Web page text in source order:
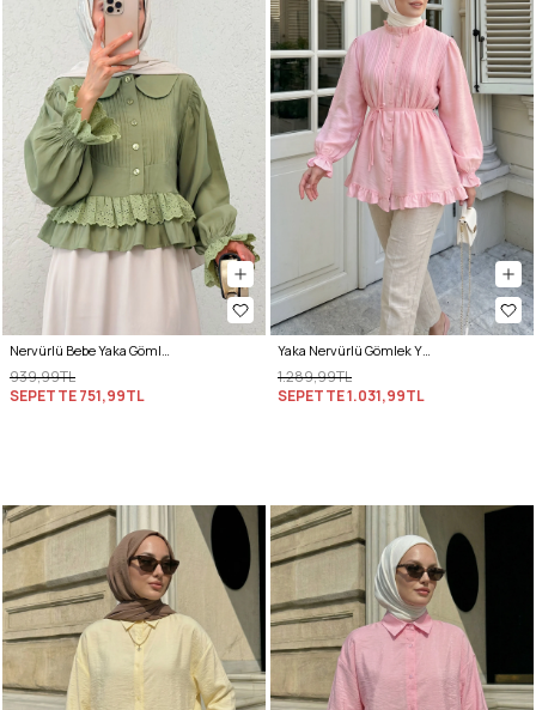
Nervürlü Bebe Yaka Gömlek 2279 - AÇIK HAKİ
939,99TL
SEPETTE751,99TL
Yaka Nervürlü Gömlek Y0109 - PEMBE
1.289,99TL
SEPETTE1.031,99TL